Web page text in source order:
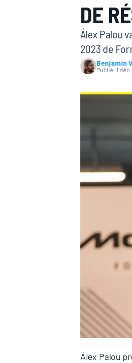
DE
Álex Palou
2023 de
Benjamin
Publié: 1
Álex Palou